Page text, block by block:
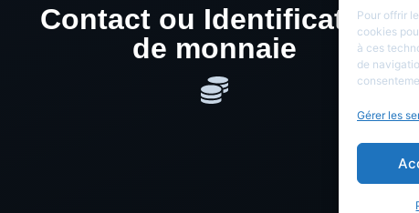
Pour offrir
cookies
à ces
de
Gérer les
Contact ou Identification
de monnaie